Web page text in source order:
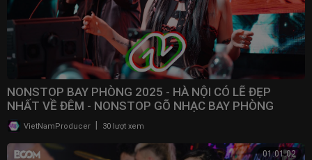
NONSTOP BAY PHÒNG 2025 - HÀ NỘI CÓ LẼ ĐẸP
NHẤT VỀ ĐÊM - NONSTOP GÕ NHẠC BAY PHÒNG
BASS CỰC MẠNH 2025
VietNamProducer 30 lượt xem
01:01:02